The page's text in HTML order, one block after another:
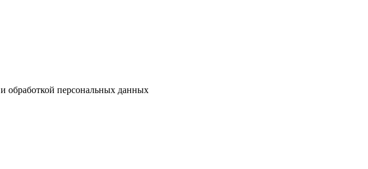
и обработкой персональных данных